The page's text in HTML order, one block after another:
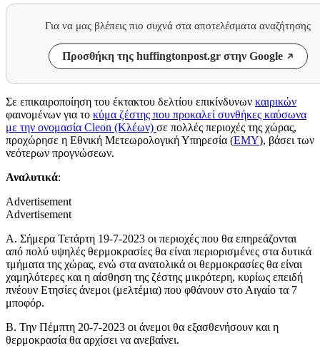
Για να μας βλέπεις πιο συχνά στα αποτελέσματα αναζήτησης
Προσθήκη της huffingtonpost.gr στην Google
Σε επικαιροποίηση του έκτακτου δελτίου επικίνδυνων καιρικών
φαινομένων για το κύμα ζέστης που προκαλεί συνθήκες καύσωνα
με την ονομασία Cleon (Κλέων) σε πολλές περιοχές της χώρας,
προχώρησε η Εθνική Μετεωρολογική Υπηρεσία (ΕΜΥ), βάσει των
νεότερων προγνώσεων.
Αναλυτικά:
Advertisement
Advertisement
Α. Σήμερα Τετάρτη 19-7-2023 οι περιοχές που θα επηρεάζονται
από πολύ υψηλές θερμοκρασίες θα είναι περιορισμένες στα δυτικά
τμήματα της χώρας, ενώ στα ανατολικά οι θερμοκρασίες θα είναι
χαμηλότερες και η αίσθηση της ζέστης μικρότερη, κυρίως επειδή
πνέουν Ετησίες άνεμοι (μελτέμια) που φθάνουν στο Αιγαίο τα 7
μποφόρ.
Β. Την Πέμπτη 20-7-2023 οι άνεμοι θα εξασθενήσουν και η
θερμοκρασία θα αρχίσει να ανεβαίνει.